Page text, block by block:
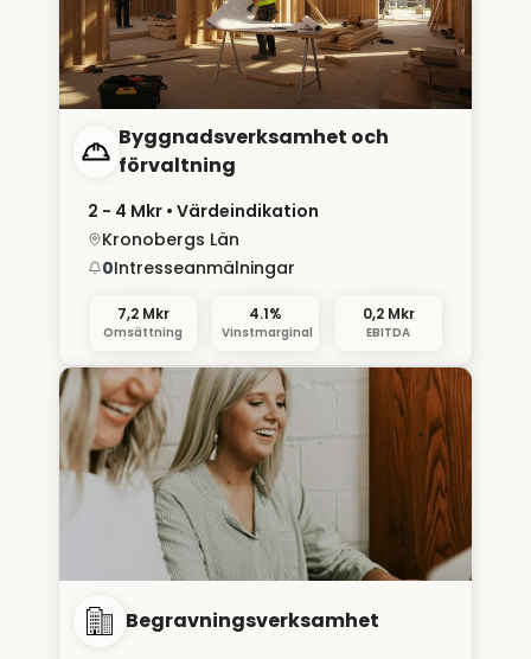
Byggnadsverksamhet och
förvaltning
2 - 4 Mkr • Värdeindikation
Kronobergs Län
0Intresseanmälningar
7,2 Mkr
Omsättning
4.1%
Vinstmarginal
0,2 Mkr
EBITDA
Begravningsverksamhet